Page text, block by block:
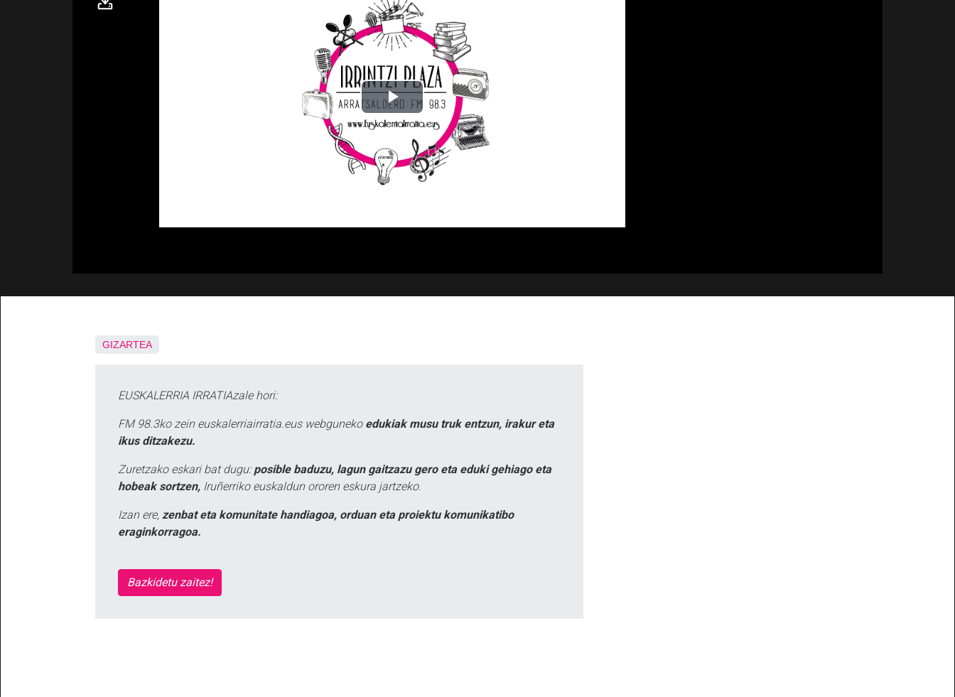
GIZARTEA
EUSKALERRIA IRRATIAzale hori:
FM 98.3ko zein euskalerriairratia.eus webguneko edukiak musu truk entzun, irakur eta
ikus ditzakezu.
Zuretzako eskari bat dugu: posible baduzu, lagun gaitzazu gero eta eduki gehiago eta
hobeak sortzen, Iruñerriko euskaldun ororen eskura jartzeko.
Izan ere, zenbat eta komunitate handiagoa, orduan eta proiektu komunikatibo
eraginkorragoa.
Bazkidetu zaitez!